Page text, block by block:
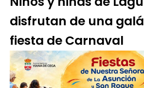
disfrutan de una
fiesta de Carnaval